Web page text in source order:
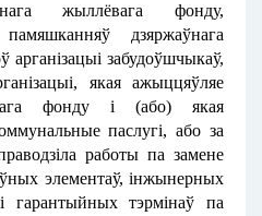
жыллёвага фонду,
дзяржаўнага
арганізацыі забудоўшчыкаў,
якая ажыццяўляе
фонду і (або) якая
паслугі, або за
работы па замене
элементаў, інжынерных
гарантыйных тэрмінаў па